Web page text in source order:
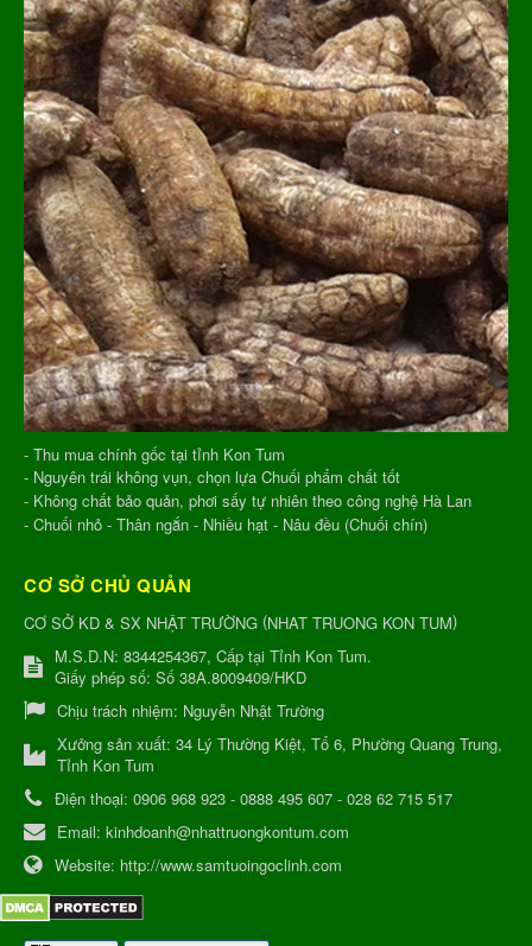
- Thu mua chính gốc tại tỉnh Kon Tum
- Nguyên trái không vụn, chọn lựa Chuối phẩm chất tốt
- Không chất bảo quản, phơi sấy tự nhiên theo công nghệ Hà Lan
- Chuối nhỏ - Thân ngắn - Nhiều hạt - Nâu đều (Chuối chín)
CƠ SỞ CHỦ QUẢN
CƠ SỞ KD & SX NHẬT TRƯỜNG (NHAT TRUONG KON TUM)
M.S.D.N: 8344254367, Cấp tại Tỉnh Kon Tum.
Giấy phép số: Số 38A.8009409/HKD
Chịu trách nhiệm: Nguyễn Nhật Trường
Xưởng sản xuất: 34 Lý Thường Kiệt, Tổ 6, Phường Quang Trung,
Tỉnh Kon Tum
Điện thoại: 0906 968 923 - 0888 495 607 - 028 62 715 517
Email: kinhdoanh@nhattruongkontum.com
Website: http://www.samtuoingoclinh.com